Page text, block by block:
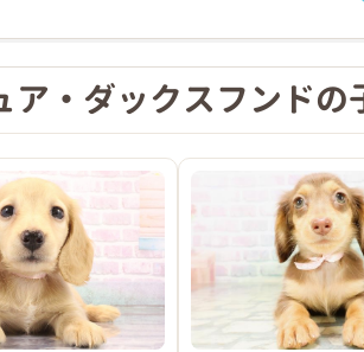
心よりお待ちしております！！
959-0611
横浜旭店
都岡町3-1
業の種別 保管
ア・ダックスフンドの